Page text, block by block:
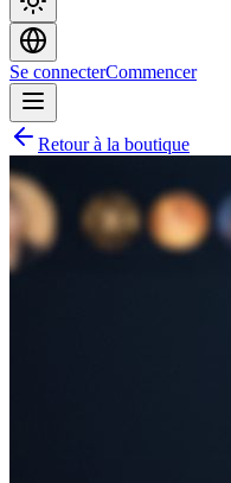
Se connecterCommencer
Retour à la boutique